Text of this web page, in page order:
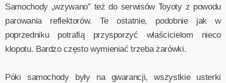
Samochody „wzywano” też do serwisów Toyoty z powodu
parowania reflektorów. Te ostatnie, podobnie jak w
poprzedniku potrafią przysporzyć właścicielom nieco
kłopotu. Bardzo często wymieniać trzeba żarówki.
Póki samochody były na gwarancji, wszystkie usterki